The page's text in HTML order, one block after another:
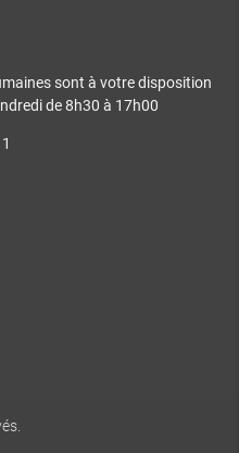
sont à votre disposition
de 8h30 à 17h00